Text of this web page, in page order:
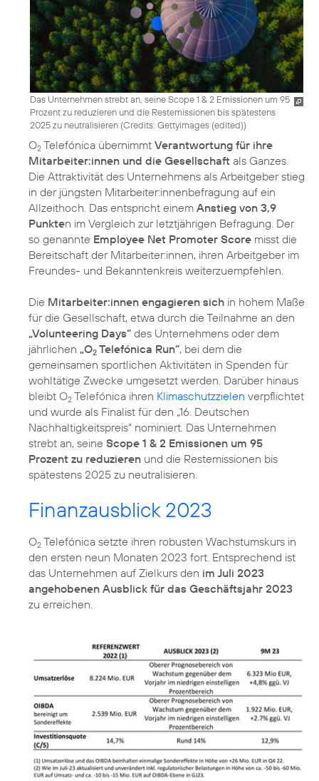
Das Unternehmen strebt an, seine Scope 1 & 2 Emissionen um 95
Prozent zu reduzieren und die Restemissionen bis spätestens
2025 zu neutralisieren (Credits: Gettyimages (edited))
O2 Telefónica übernimmt Verantwortung für ihre
Mitarbeiter:innen und die Gesellschaft als Ganzes.
Die Attraktivität des Unternehmens als Arbeitgeber stieg
in der jüngsten Mitarbeiter:innenbefragung auf ein
Allzeithoch. Das entspricht einem Anstieg von 3,9
Punkten im Vergleich zur letztjährigen Befragung. Der
so genannte Employee Net Promoter Score misst die
Bereitschaft der Mitarbeiter:innen, ihren Arbeitgeber im
Freundes- und Bekanntenkreis weiterzuempfehlen.
Die Mitarbeiter:innen engagieren sich in hohem Maße
für die Gesellschaft, etwa durch die Teilnahme an den
„Volunteering Days“ des Unternehmens oder dem
jährlichen „O2 Telefónica Run“, bei dem die
gemeinsamen sportlichen Aktivitäten in Spenden für
wohltätige Zwecke umgesetzt werden. Darüber hinaus
bleibt O2 Telefónica ihren Klimaschutzzielen verpflichtet
und wurde als Finalist für den „16. Deutschen
Nachhaltigkeitspreis“ nominiert. Das Unternehmen
strebt an, seine Scope 1 & 2 Emissionen um 95
Prozent zu reduzieren und die Restemissionen bis
spätestens 2025 zu neutralisieren.
Finanzausblick 2023
O2 Telefónica setzte ihren robusten Wachstumskurs in
den ersten neun Monaten 2023 fort. Entsprechend ist
das Unternehmen auf Zielkurs den im Juli 2023
angehobenen Ausblick für das Geschäftsjahr 2023
zu erreichen.